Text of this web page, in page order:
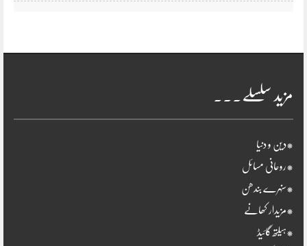
مزید سلسلے۔۔۔
*دین و دنیا
*روحانی مسائل
*سنہرے بندھن
*مزیدار کھانے
*ہیلتھ گائیڈ